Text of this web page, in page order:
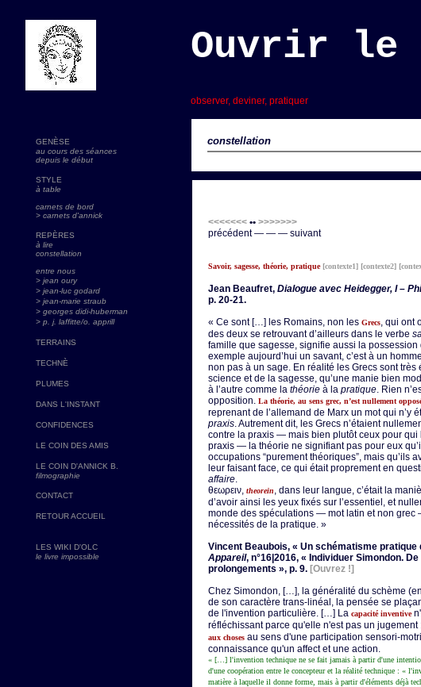
constellation
observer, deviner, pratiquer
GENÈSE
au cours des séances
depuis le début
STYLE
à table
carnets de bord
> carnets d'annick
REPÈRES
à lire
constellation
entre nous
> jean oury
> jean-luc godard
> jean-marie straub
> georges didi-huberman
> p. j. laffitte/o. apprill
TERRAINS
TECHNÈ
PLUMES
DANS L'INSTANT
CONFIDENCES
LE COIN DES AMIS
LE COIN D'ANNICK B.
filmographie
CONTACT
RETOUR ACCUEIL
LES WIKI D'OLC
le livre impossible
<<<<<<< •• >>>>>>>
précédent — — — suivant
Savoir, sagesse, théorie, pratique[contexte1] [contexte2]
Jean Beaufret, Dialogue avec Heidegger, I –
p. 20-21.
« Ce sont […] les Romains, non les Grecs, qui ont
des deux se retrouvant d’ailleurs dans le verbe
famille que sagesse, signifie aussi la
exemple aujourd’hui un savant, c’est à un
non pas à un sage. En réalité les Grecs sont
science et de la sagesse, qu’une manie bien
à l’autre comme la théorie à la pratique. Rien
opposition. La théorie, au sens grec, n’est nullement
reprenant de l’allemand de Marx un mot qui n’y
praxis. Autrement dit, les Grecs n’étaient
contre la praxis — mais bien plutôt ceux pour qui
praxis — la théorie ne signifiant pas pour eux
occupations “purement théoriques”, mais qu’ils
leur faisant face, ce qui était proprement en
affaire.
θεωρειν, theorein, dans leur langue, c’était la
d’avoir ainsi les yeux fixés sur l’essentiel, et
monde des spéculations — mot latin et non
nécessités de la pratique. »
Vincent Beaubois, « Un schématisme pratique
Appareil, n°16|2016, « Individuer Simondon.
prolongements », p. 9. [Ouvrez !]
Chez Simondon, […], la généralité du schème
de son caractère trans-linéal, la pensée se
de l'invention particulière. […] La capacité inventive
réfléchissant parce qu'elle n'est pas un jugement
aux choses au sens d'une participation sensori-
connaissance qu'un affect et une action.
« […] l'invention technique ne se fait jamais à partir d'une
d'une coopération entre le concepteur et la réalité technique : «
matière à laquelle il donne forme, mais à partir d'éléments déjà
Ouvrir le